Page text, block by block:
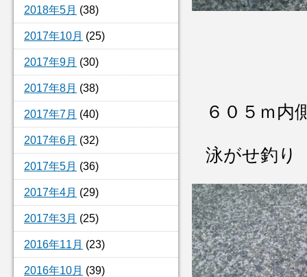
2018年5月 (38)
2017年10月 (25)
2017年9月 (30)
2017年8月 (38)
2017年7月 (40)
2017年6月 (32)
2017年5月 (36)
2017年4月 (29)
2017年3月 (25)
2016年11月 (23)
2016年10月 (39)
６０５ｍ
泳がせ釣り